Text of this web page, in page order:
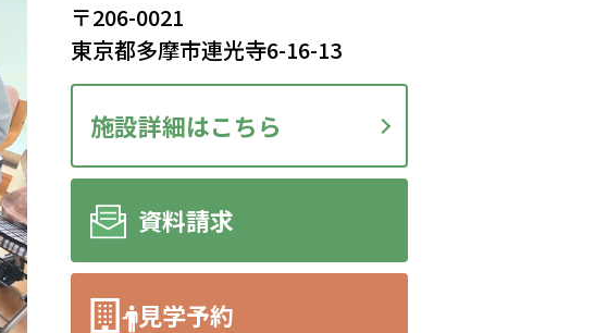
〒206-0021
東京都多摩市連光寺6-16-13
施設詳細はこちら
資料請求
見学予約